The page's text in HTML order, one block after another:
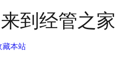
到经管之家
藏本站